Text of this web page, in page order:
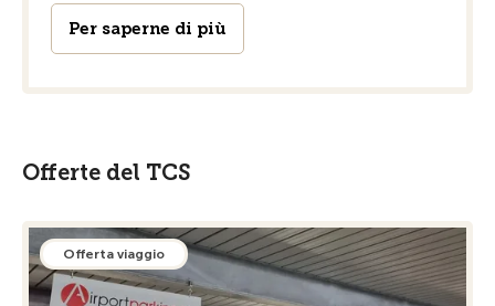
Per saperne di più
Offerte del TCS
Offerta viaggio